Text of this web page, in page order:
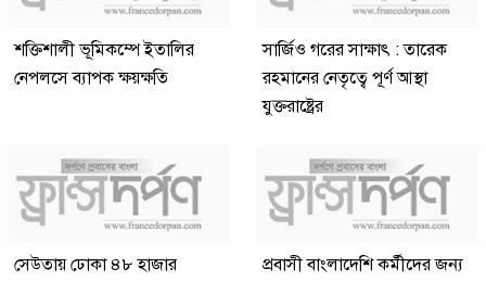
শক্তিশালী ভূমিকম্পে ইতালির
নেপলসে ব্যাপক ক্ষয়ক্ষতি
সার্জিও গরের সাক্ষাৎ : তারেক
রহমানের নেতৃত্বে পূর্ণ আস্থা
যুক্তরাষ্ট্রের
সেউতায় ঢোকা ৪৮ হাজার
প্রবাসী বাংলাদেশি কর্মীদের জন্য